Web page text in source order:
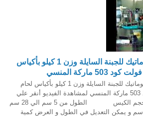
مكينة تعبئة و تغليف أتوماتيك للجبنة السايلة وزن 1 كيلو بأكياس
فيديو مكينة تعبئة و تغليف أتوماتيك للجبنة السايلة وزن 1 كيلو بأكياس لحام
خلفي كهرباء 220 فولت كود 503 ماركة المنسي لمشاهدة الفيديو أنقر علي
سهم التشغيل المواصفات حجم الكيس الطول من 5 سم الي 28 سم
و العرض من 3 سم الي 14 سم و يمكن التعديل في الطول و العرض كمية